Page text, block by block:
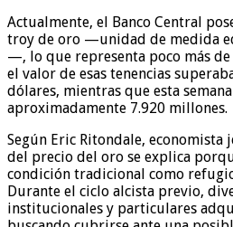
Actualmente, el Banco Central
troy de oro —unidad de medida
—, lo que representa poco más de
el valor de esas tenencias
dólares, mientras que esta
aproximadamente 7.920 millones.
Según Eric Ritondale, economista
del precio del oro se explica
condición tradicional como
Durante el ciclo alcista previo,
institucionales y particulares